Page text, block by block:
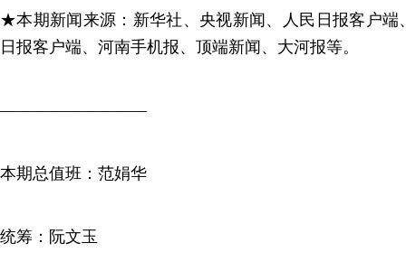
★本期新闻来源：新华社、央视新闻、人民日报客户端
日报客户端、河南手机报、顶端新闻、大河报等。
—————————
本期总值班：范娟华
统筹：阮文玉